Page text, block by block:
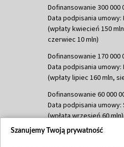
Dofinansowanie 300 000
Data podpisania umowy:
(wpłaty kwiecień 150
czerwiec 10 mln)
Dofinansowanie 170 000
Data podpisania umowy:
(wpłaty lipiec 160 mln,
Dofinansowanie 60 000
Data podpisania umowy:
(wpłata wrzesień 60 mln)
Dofinansowanie 635 783
Szanujemy Twoją prywatność